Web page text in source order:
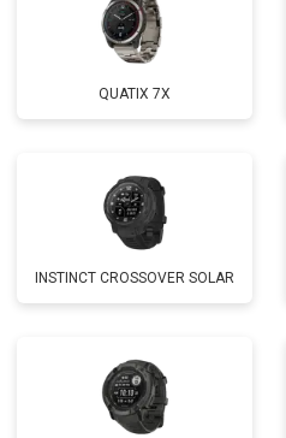
QUATIX 7X
INSTINCT CROSSOVER SOLAR